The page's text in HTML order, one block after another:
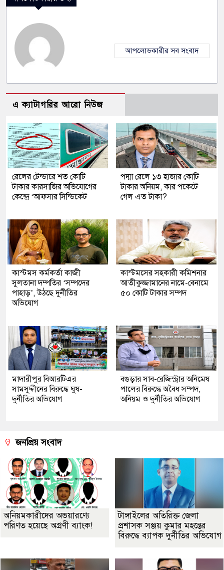
আপলোডকারীর সব সংবাদ
এ ক্যাটাগরির আরো নিউজ
রেলের টেন্ডারে শত কোটি
টাকার কারসাজির অভিযোগের
কেন্দ্রে ‘আফসার সিন্ডিকেট
পদ্মা রেলে ১৩ হাজার কোটি
টাকার অনিয়ম, কার পকেটে
গেল এত টাকা?
কাস্টমস কর্মকর্তা কাজী
সুলতানা দম্পতির ‘সম্পদের
পাহাড়’, উঠছে দুর্নীতির
অভিযোগ
কাস্টমসের সহকারী কমিশনার
আতীকুজ্জামানের নামে-বেনামে
৫০ কোটি টাকার সম্পদ
মাদারীপুর বিআরটিএর
সামসুদ্দীনের বিরুদ্ধে ঘুষ-
দুর্নীতির অভিযোগ
বগুড়ার সাব-রেজিস্ট্রার অনিমেষ
পালের বিরুদ্ধে অবৈধ সম্পদ,
অনিয়ম ও দুর্নীতির অভিযোগ
জনপ্রিয় সংবাদ
অনিয়মকারীদের অভয়ারণ্যে
পরিণত হয়েছে অগ্রণী ব্যাংক!
টাঙ্গাইলের অতিরিক্ত জেলা
প্রশাসক সঞ্জয় কুমার মহন্তের
বিরুদ্ধে ব্যাপক দুর্নীতির অভিযোগ